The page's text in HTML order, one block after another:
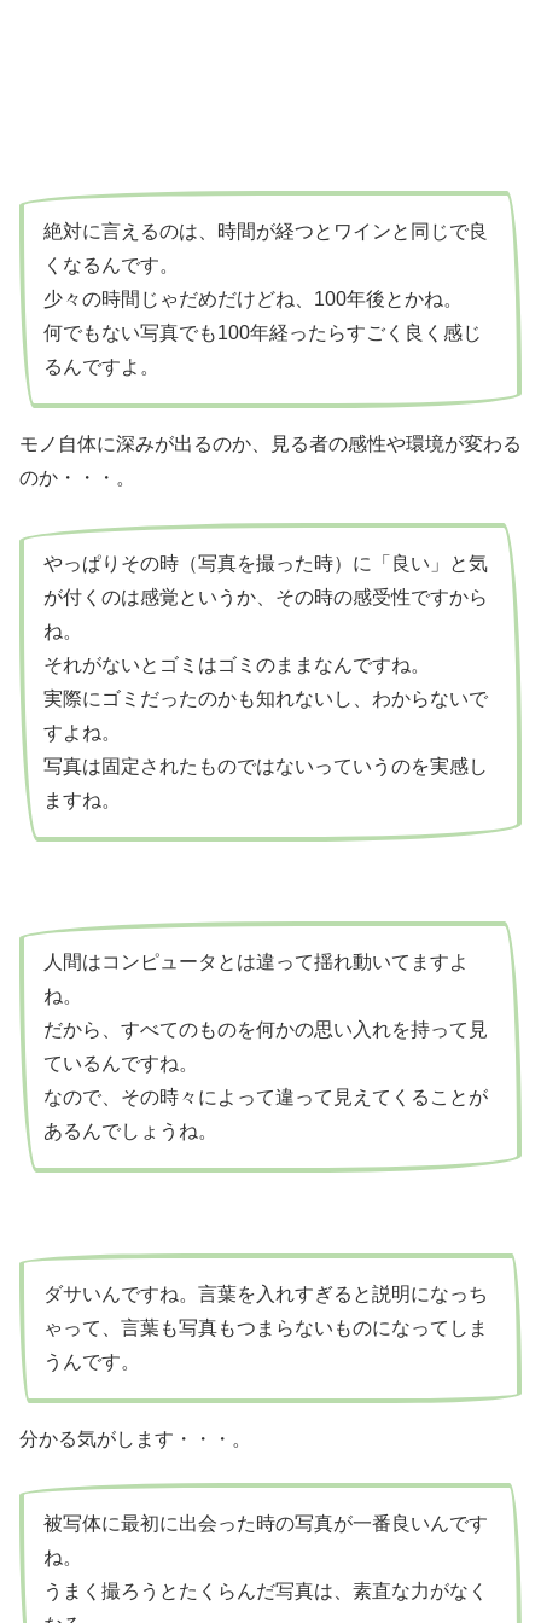
絶対に言えるのは、時間が経つとワインと同じで良
くなるんです。
少々の時間じゃだめだけどね、100年後とかね。
何でもない写真でも100年経ったらすごく良く感じ
るんですよ。
モノ自体に深みが出るのか、見る者の感性や環境が変わる
のか・・・。
やっぱりその時（写真を撮った時）に「良い」と気
が付くのは感覚というか、その時の感受性ですから
ね。
それがないとゴミはゴミのままなんですね。
実際にゴミだったのかも知れないし、わからないで
すよね。
写真は固定されたものではないっていうのを実感し
ますね。
人間はコンピュータとは違って揺れ動いてますよ
ね。
だから、すべてのものを何かの思い入れを持って見
ているんですね。
なので、その時々によって違って見えてくることが
あるんでしょうね。
ダサいんですね。言葉を入れすぎると説明になっち
ゃって、言葉も写真もつまらないものになってしま
うんです。
分かる気がします・・・。
被写体に最初に出会った時の写真が一番良いんです
ね。
うまく撮ろうとたくらんだ写真は、素直な力がなく